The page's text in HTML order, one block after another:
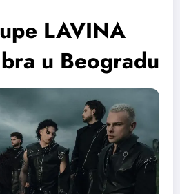
LAVINA
u Beogradu